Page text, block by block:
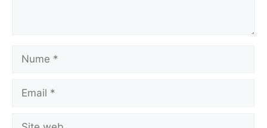
Nume
Email
Site